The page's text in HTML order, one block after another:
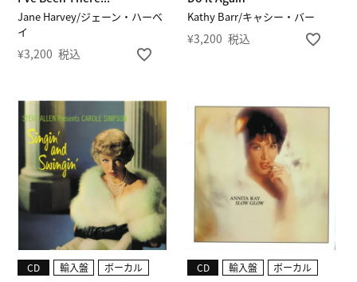
Jane Harvey/ジェーン・ハーベ
イ
¥3,200 税込
Kathy Barr/キャシー・バー
¥3,200 税込
CD 輸入盤 ボーカル CD 輸入盤 ボーカル